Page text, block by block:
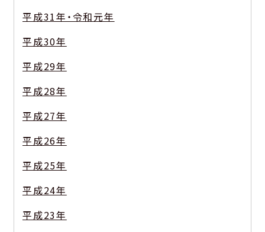
平成31年・令和元年
平成30年
平成29年
平成28年
平成27年
平成26年
平成25年
平成24年
平成23年